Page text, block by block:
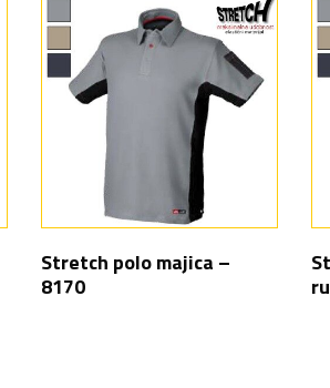
Stretch polo majica –
8170